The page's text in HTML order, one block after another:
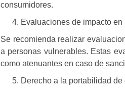
consumidores.
Evaluaciones de impacto
Se recomienda realizar
a personas vulnerables. Estas
como atenuantes en caso de
Derecho a la portabilidad de